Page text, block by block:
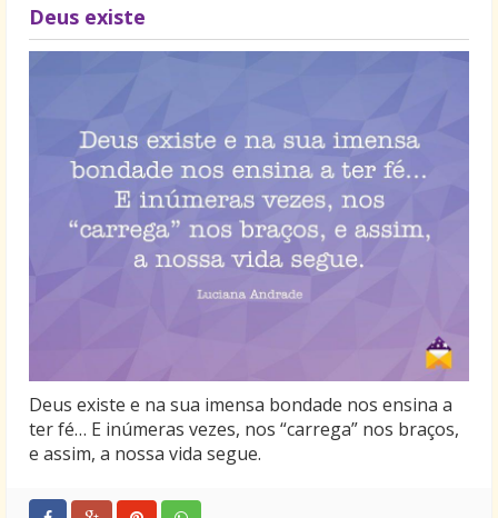
Deus existe
Deus existe e na sua imensa bondade nos ensina a
ter fé… E inúmeras vezes, nos “carrega” nos braços,
e assim, a nossa vida segue.